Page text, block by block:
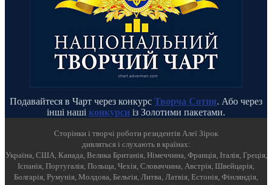
Подавайтеся в Чарт через конкурс Творча Сотня. Або через
інші наші конкурси із Золотими пакетами.
Cторінки і творчі роботи резидентів Алеї Зірок
дивляться і слухають в країнах:
Україна, США, Канада, Велика Британія, Німеччина, Франція, Італія, Греція,
Іспанія, Португалія, Польща, Чехія, Словаччина, Австрія, Швейцарія,
Болгарія, Румунія, Молдова, Бельгія, Литва, Латвія, Естонія, Фінляндія,